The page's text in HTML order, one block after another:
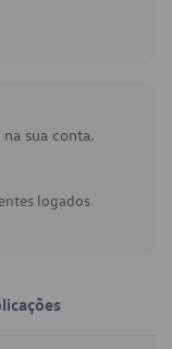
sua conta.
logados.